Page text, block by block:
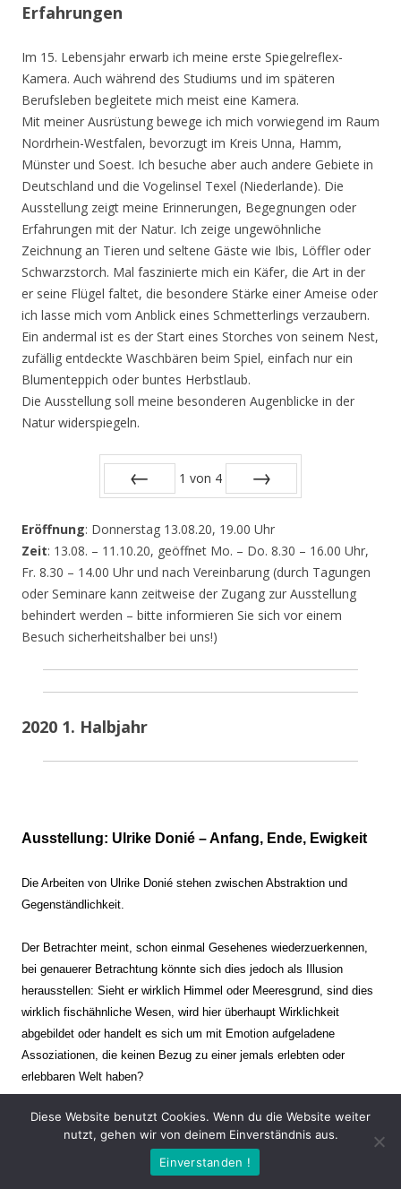
Erfahrungen
Im 15. Lebensjahr erwarb ich meine erste Spiegelreflex-
Kamera. Auch während des Studiums und im späteren
Berufsleben begleitete mich meist eine Kamera.
Mit meiner Ausrüstung bewege ich mich vorwiegend im Raum
Nordrhein-Westfalen, bevorzugt im Kreis Unna, Hamm,
Münster und Soest. Ich besuche aber auch andere Gebiete in
Deutschland und die Vogelinsel Texel (Niederlande). Die
Ausstellung zeigt meine Erinnerungen, Begegnungen oder
Erfahrungen mit der Natur. Ich zeige ungewöhnliche
Zeichnung an Tieren und seltene Gäste wie Ibis, Löffler oder
Schwarzstorch. Mal faszinierte mich ein Käfer, die Art in der
er seine Flügel faltet, die besondere Stärke einer Ameise oder
ich lasse mich vom Anblick eines Schmetterlings verzaubern.
Ein andermal ist es der Start eines Storches von seinem Nest,
zufällig entdeckte Waschbären beim Spiel, einfach nur ein
Blumenteppich oder buntes Herbstlaub.
Die Ausstellung soll meine besonderen Augenblicke in der
Natur widerspiegeln.
1 von 4
Eröffnung: Donnerstag 13.08.20, 19.00 Uhr
Zeit: 13.08. – 11.10.20, geöffnet Mo. – Do. 8.30 – 16.00 Uhr,
Fr. 8.30 – 14.00 Uhr und nach Vereinbarung (durch Tagungen
oder Seminare kann zeitweise der Zugang zur Ausstellung
behindert werden – bitte informieren Sie sich vor einem
Besuch sicherheitshalber bei uns!)
2020 1. Halbjahr
Ausstellung: Ulrike Donié – Anfang, Ende, Ewigkeit
Die Arbeiten von Ulrike Donié stehen zwischen Abstraktion und
Gegenständlichkeit.
Der Betrachter meint, schon einmal Gesehenes wiederzuerkennen,
bei genauerer Betrachtung könnte sich dies jedoch als Illusion
herausstellen: Sieht er wirklich Himmel oder Meeresgrund, sind dies
wirklich fischähnliche Wesen, wird hier überhaupt Wirklichkeit
abgebildet oder handelt es sich um mit Emotion aufgeladene
Assoziationen, die keinen Bezug zu einer jemals erlebten oder
erlebbaren Welt haben?
Verharren und Dynamik stehen sich dabei gegenüber. Zeit steht still
oder verrinnt im Nu. Es soll dabei eine Spannung, auch farblich, bis
zur Schmerzgrenze erzeugt werden. Die Arbeiten stellen ambivalente
Diese Website benutzt Cookies. Wenn du die Website weiter
nutzt, gehen wir von deinem Einverständnis aus.
Einverstanden !